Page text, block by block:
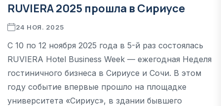
RUVIERA 2025 прошла в Сириусе
24 НОЯ. 2025
С 10 по 12 ноября 2025 года в 5-й раз состоялась
RUVIERA Hotel Business Week — ежегодная Неделя
гостиничного бизнеса в Сириусе и Сочи. В этом
году событие впервые прошло на площадке
университета «Сириус», в здании бывшего